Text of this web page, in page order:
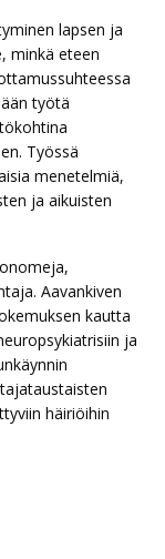
lapsen ja
minkä eteen
työtä
Työssä
menetelmiä,
ja aikuisten
Aavankiven
kautta
ja
häiriöihin